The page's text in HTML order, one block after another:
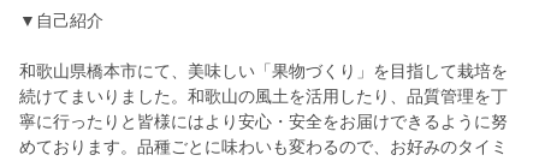
▼自己紹介
和歌山県橋本市にて、美味しい「果物づくり」を目指して栽培を
続けてまいりました。和歌山の風土を活用したり、品質管理を丁
寧に行ったりと皆様にはより安心・安全をお届けできるように努
めております。品種ごとに味わいも変わるので、お好みのタイミ